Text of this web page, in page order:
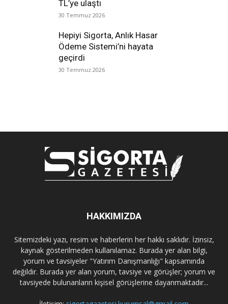
TL’ye ulaştı
30 Temmuz 2026
Hepiyi Sigorta, Anlık Hasar
Ödeme Sistemi’ni hayata
geçirdi
30 Temmuz 2026
HAKKIMIZDA
Sitemizdeki yazı, resim ve haberlerin her hakkı saklıdır. İzinsiz,
kaynak gösterilmeden kullanılamaz. Burada yer alan bilgi,
yorum ve tavsiyeler "Yatırım Danışmanlığı" kapsamında
değildir. Burada yer alan yorum, tavsiye ve görüşler; yorum ve
tavsiyede bulunanların kişisel görüşlerine dayanmaktadır...